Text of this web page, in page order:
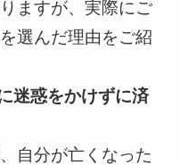
ますが、実際にご
選んだ理由をご紹
迷惑をかけずに済
自分が亡くなった